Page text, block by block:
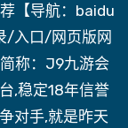
【导航：baidu
/入口/网页版网
称：J9九游会
,稳定18年信誉
对手,就是昨天